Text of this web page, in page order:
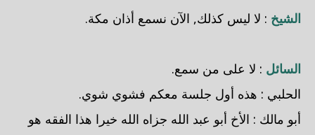
الشيخ : لا ليس كذلك, الآن نسمع أذان مكة.
السائل : لا على من سمع.
الحلبي : هذه أول جلسة معكم فشوي شوي.
أبو مالك : الأخ أبو عبد الله جزاه الله خيرا هذا الفقه هو